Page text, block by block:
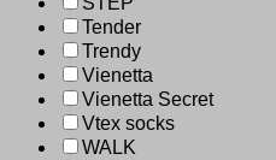
Tender
Trendy
Vienetta
Vienetta Secret
Vtex socks
WALK